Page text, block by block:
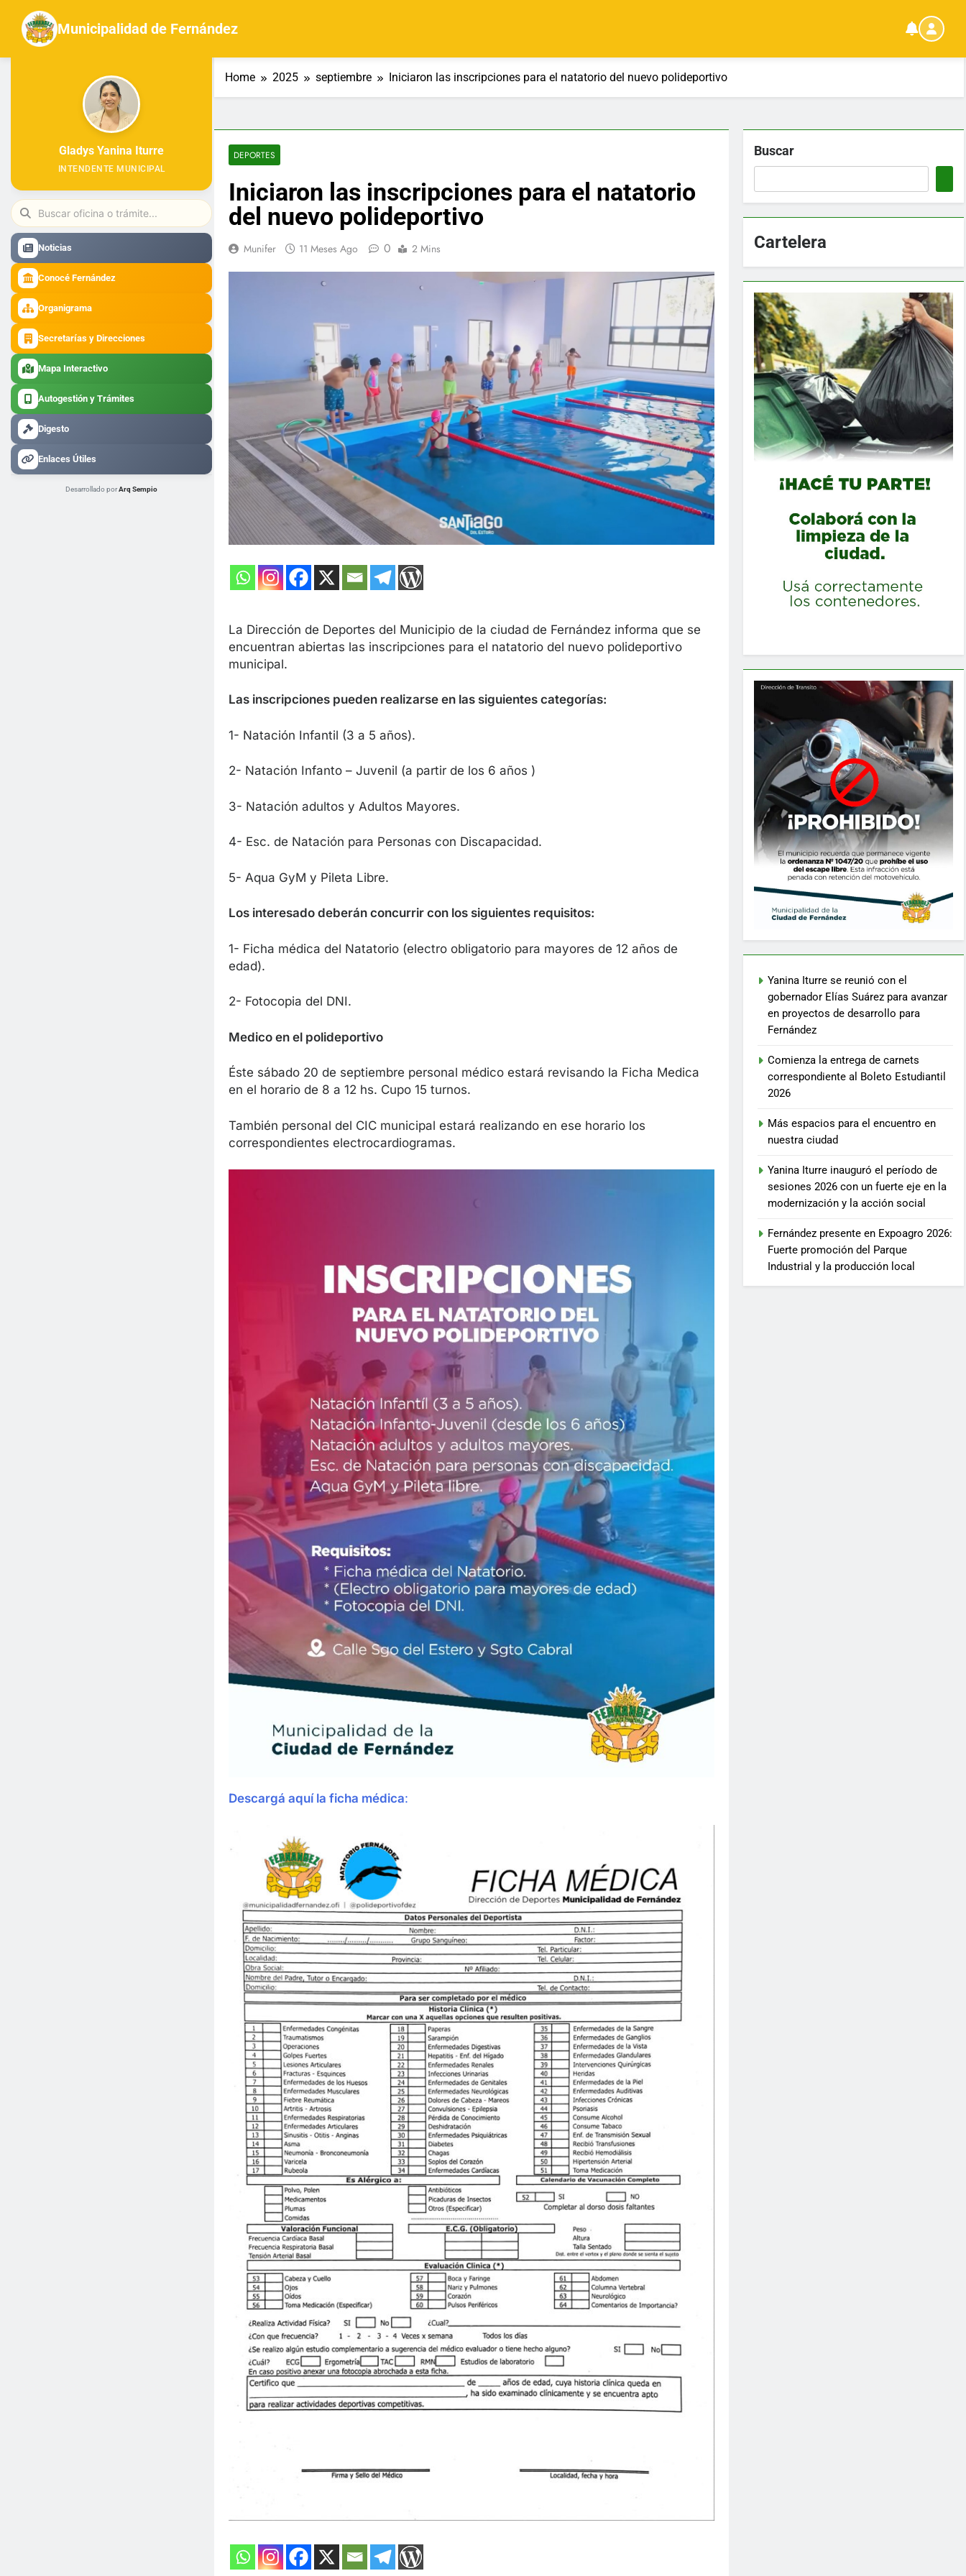
content
Municipalidad de Fernández
Gladys Yanina Iturre
INTENDENTE MUNICIPAL
Noticias
Conocé Fernández
Organigrama
Secretarías y Direcciones
Mapa Interactivo
Autogestión y Trámites
Digesto
Enlaces Útiles
Desarrollado porArq Sempio
Home 2025 septiembre Iniciaron las inscripciones para el natatorio del nuevo polideportivo
DEPORTES
Iniciaron las inscripciones para el natatorio
del nuevo polideportivo
Munifer 11 Meses Ago 0 2 Mins
La Dirección de Deportes del Municipio de la ciudad de Fernández informa que se
encuentran abiertas las inscripciones para el natatorio del nuevo polideportivo
municipal.
Las inscripciones pueden realizarse en las siguientes categorías:
1- Natación Infantil (3 a 5 años).
2- Natación Infanto – Juvenil (a partir de los 6 años )
3- Natación adultos y Adultos Mayores.
4- Esc. de Natación para Personas con Discapacidad.
5- Aqua GyM y Pileta Libre.
Los interesado deberán concurrir con los siguientes requisitos:
1- Ficha médica del Natatorio (electro obligatorio para mayores de 12 años de
edad).
2- Fotocopia del DNI.
Medico en el polideportivo
Éste sábado 20 de septiembre personal médico estará revisando la Ficha Medica
en el horario de 8 a 12 hs. Cupo 15 turnos.
También personal del CIC municipal estará realizando en ese horario los
correspondientes electrocardiogramas.
Descargá aquí la ficha médica:
Buscar
Cartelera
Yanina Iturre se reunió con el
gobernador Elías Suárez para avanzar
en proyectos de desarrollo para
Fernández
Comienza la entrega de carnets
correspondiente al Boleto Estudiantil
2026
Más espacios para el encuentro en
nuestra ciudad
Yanina Iturre inauguró el período de
sesiones 2026 con un fuerte eje en la
modernización y la acción social
Fernández presente en Expoagro 2026:
Fuerte promoción del Parque
Industrial y la producción local